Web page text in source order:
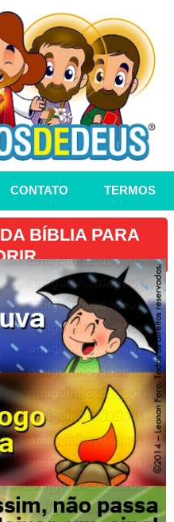
CONTATO TERMOS
BÍBLIA PARA